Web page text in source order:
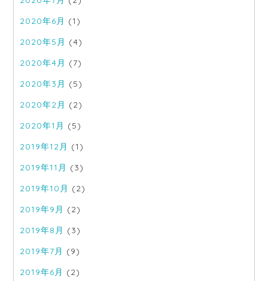
2020年6月 (1)
2020年5月 (4)
2020年4月 (7)
2020年3月 (5)
2020年2月 (2)
2020年1月 (5)
2019年12月 (1)
2019年11月 (3)
2019年10月 (2)
2019年9月 (2)
2019年8月 (3)
2019年7月 (9)
2019年6月 (2)